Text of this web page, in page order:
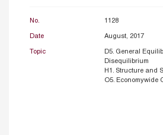
No. 1128
Date August, 2017
Topic
D5. General
Disequilibrium
H1. Structure and
O5. Economywide